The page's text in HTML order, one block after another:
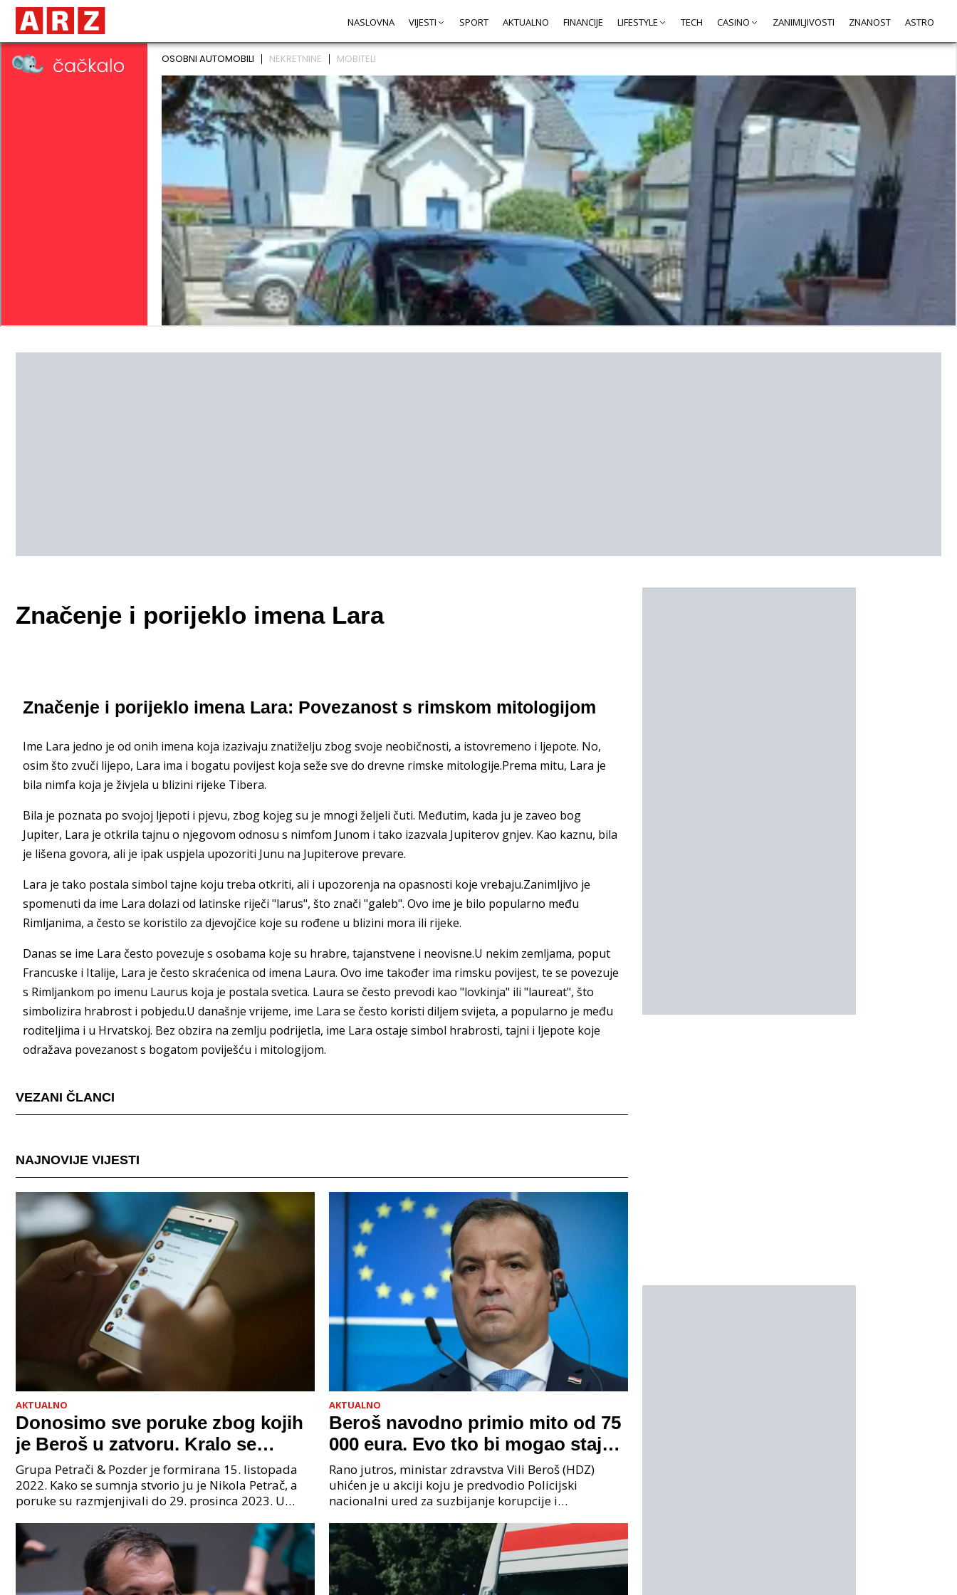
NASLOVNA VIJESTI SPORT AKTUALNO FINANCIJE LIFESTYLE TECH CASINO ZANIMLJIVOSTI ZNANOST ASTRO
Značenje i porijeklo imena Lara
Značenje i porijeklo imena Lara: Povezanost s rimskom mitologijom
Ime Lara jedno je od onih imena koja izazivaju znatiželju zbog svoje neobičnosti, a istovremeno i ljepote. No,
osim što zvuči lijepo, Lara ima i bogatu povijest koja seže sve do drevne rimske mitologije.Prema mitu, Lara je
bila nimfa koja je živjela u blizini rijeke Tibera.
Bila je poznata po svojoj ljepoti i pjevu, zbog kojeg su je mnogi željeli čuti. Međutim, kada ju je zaveo bog
Jupiter, Lara je otkrila tajnu o njegovom odnosu s nimfom Junom i tako izazvala Jupiterov gnjev. Kao kaznu, bila
je lišena govora, ali je ipak uspjela upozoriti Junu na Jupiterove prevare.
Lara je tako postala simbol tajne koju treba otkriti, ali i upozorenja na opasnosti koje vrebaju.Zanimljivo je
spomenuti da ime Lara dolazi od latinske riječi "larus", što znači "galeb". Ovo ime je bilo popularno među
Rimljanima, a često se koristilo za djevojčice koje su rođene u blizini mora ili rijeke.
Danas se ime Lara često povezuje s osobama koje su hrabre, tajanstvene i neovisne.U nekim zemljama, poput
Francuske i Italije, Lara je često skraćenica od imena Laura. Ovo ime također ima rimsku povijest, te se povezuje
s Rimljankom po imenu Laurus koja je postala svetica. Laura se često prevodi kao "lovkinja" ili "laureat", što
simbolizira hrabrost i pobjedu.U današnje vrijeme, ime Lara se često koristi diljem svijeta, a popularno je među
roditeljima i u Hrvatskoj. Bez obzira na zemlju podrijetla, ime Lara ostaje simbol hrabrosti, tajni i ljepote koje
odražava povezanost s bogatom poviješću i mitologijom.
VEZANI ČLANCI
NAJNOVIJE VIJESTI
AKTUALNO
Donosimo sve poruke zbog kojih
je Beroš u zatvoru. Kralo se
godinama. Tko će iz vlade biti
sljedeći uhićen?
Grupa Petrači & Pozder je formirana 15. listopada
2022. Kako se sumnja stvorio ju je Nikola Petrač, a
poruke su razmjenjivali do 29. prosinca 2023. U
AKTUALNO
Beroš navodno primio mito od 75
000 eura. Evo tko bi mogao stajati
na čelu zločinačkog udruženja
Rano jutros, ministar zdravstva Vili Beroš (HDZ)
uhićen je u akciji koju je predvodio Policijski
nacionalni ured za suzbijanje korupcije i
priopćenju USKOK